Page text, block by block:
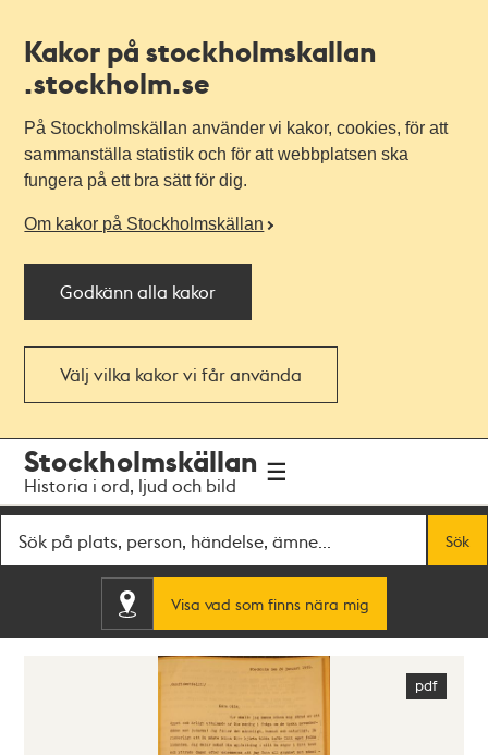
Kakor på stockholmskallan
.stockholm.se
På Stockholmskällan använder vi kakor, cookies, för att
sammanställa statistik och för att webbplatsen ska
fungera på ett bra sätt för dig.
Om kakor på Stockholmskällan
Godkänn alla kakor
Välj vilka kakor vi får använda
navigationen
huvudinnehållet
Stockholmskällan
Historia i ord, ljud och bild
Sök
Visa vad som finns nära mig